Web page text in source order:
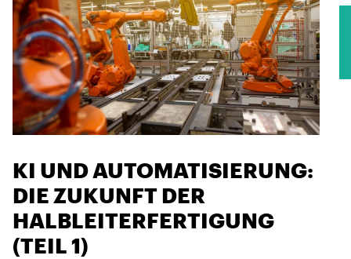
KI UND AUTOMATISIERUNG:
DIE ZUKUNFT DER
HALBLEITERFERTIGUNG
(TEIL 1)